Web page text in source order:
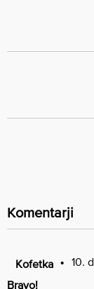
Komentarji
Kofetka
10.
Bravo!